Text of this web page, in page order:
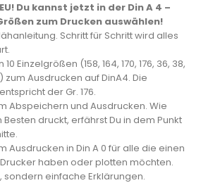
Du kannst jetzt in der Din A 4 –
zum Drucken auswählen!
Schritt für Schritt wird alles
Einzelgrößen (158, 164, 170, 176, 36, 38,
zum Ausdrucken auf DinA4. Die
der Gr. 176.
Abspeichern und Ausdrucken. Wie
druckt, erfährst Du in dem Punkt
Ausdrucken in Din A 0 für alle die einen
haben oder plotten möchten.
sondern einfache Erklärungen.